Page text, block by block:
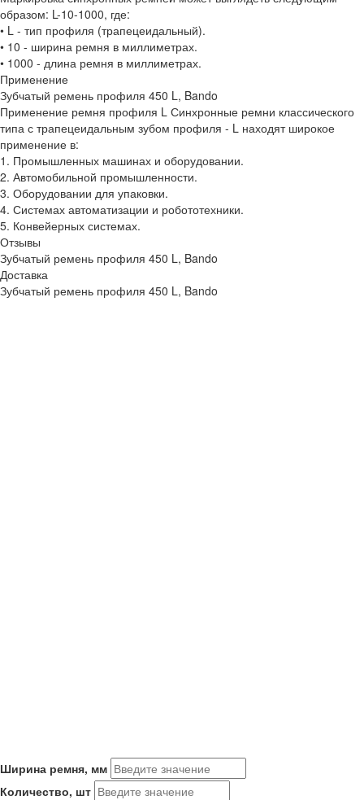
образом: L-10-1000, где:
• L - тип профиля (трапецеидальный).
• 10 - ширина ремня в миллиметрах.
• 1000 - длина ремня в миллиметрах.
Применение
Зубчатый ремень профиля 450 L, Bando
Применение ремня профиля L Синхронные ремни классического
типа с трапецеидальным зубом профиля - L находят широкое
применение в:
1. Промышленных машинах и оборудовании.
2. Автомобильной промышленности.
3. Оборудовании для упаковки.
4. Системах автоматизации и робототехники.
5. Конвейерных системах.
Отзывы
Зубчатый ремень профиля 450 L, Bando
Доставка
Зубчатый ремень профиля 450 L, Bando
Ширина ремня, мм
Количество, шт